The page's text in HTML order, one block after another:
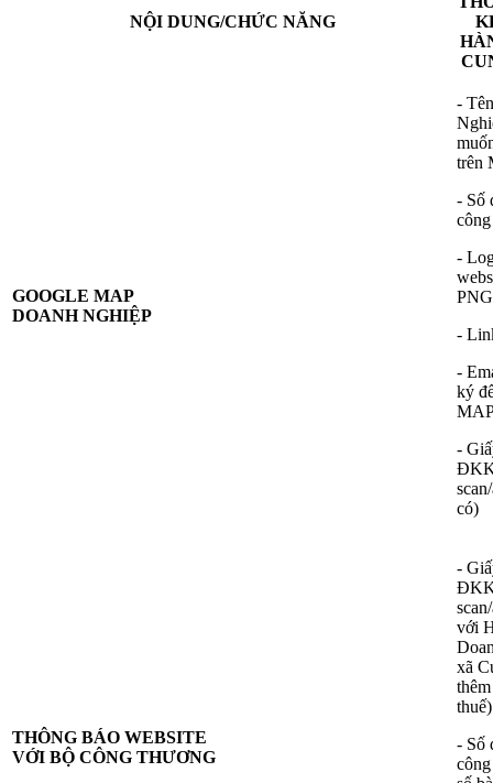
NỘI DUNG/CHỨC NĂNG
GOOGLE MAP
DOANH NGHIỆP
-
trên
- Số
-
-
-
ký
-
có)
THÔNG BÁO WEBSITE
VỚI BỘ CÔNG THƯƠNG
-
với
xã
thuế)
- Số